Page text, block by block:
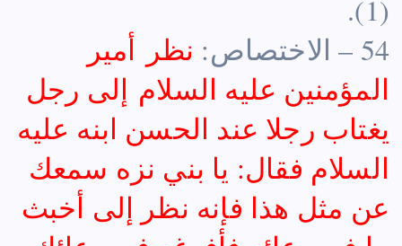
(1).
54 – الاختصاص:
نظر أمير
المؤمنين عليه السلام إلى رجل
يغتاب رجلا عند الحسن ابنه عليه
السلام فقال: يا بني نزه سمعك
عن مثل هذا فإنه نظر إلى أخبث